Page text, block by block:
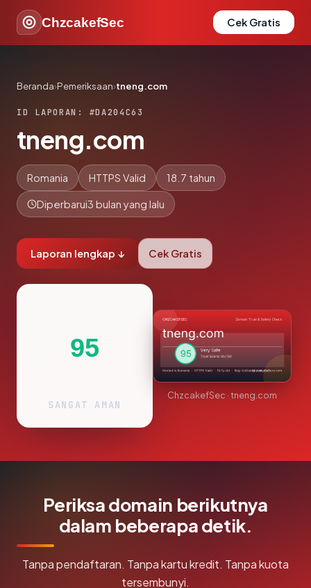
ChzcakefSec Cek Gratis
Beranda›Pemeriksaan›tneng.com
ID LAPORAN: #DA204C63
tneng.com
Romania HTTPS Valid 18.7 tahun
Diperbarui3 bulan yang lalu
Laporan lengkap ↓ Cek Gratis
95
SANGAT AMAN
ChzcakefSec · tneng.com
Periksa domain berikutnya
dalam beberapa detik.
Tanpa pendaftaran. Tanpa kartu kredit. Tanpa kuota
tersembunyi.